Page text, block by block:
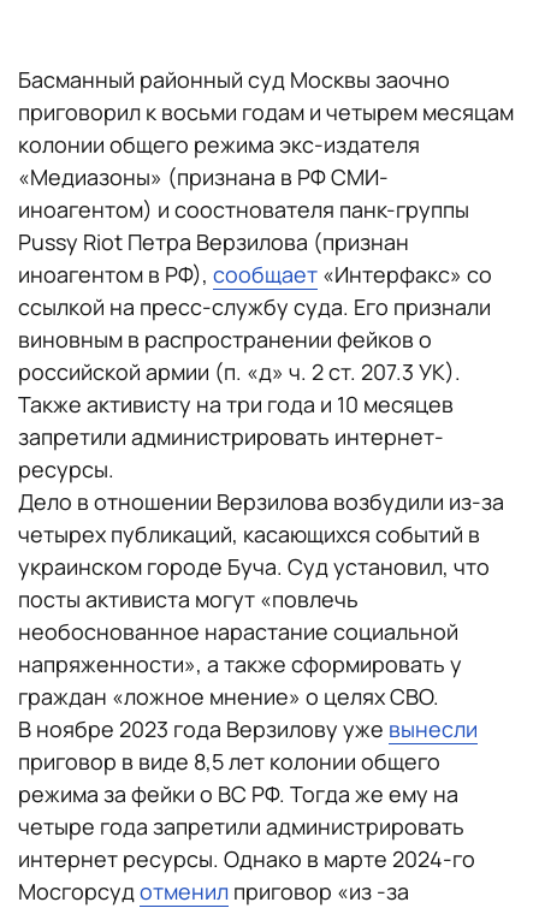
Басманный районный суд Москвы заочно
приговорил к восьми годам и четырем месяцам
колонии общего режима экс-издателя
«Медиазоны» (признана в РФ СМИ-
иноагентом) и соостнователя панк-группы
Pussy Riot Петра Верзилова (признан
иноагентом в РФ), сообщает «Интерфакс» со
ссылкой на пресс-службу суда. Его признали
виновным в распространении фейков о
российской армии (п. «д» ч. 2 ст. 207.3 УК).
Также активисту на три года и 10 месяцев
запретили администрировать интернет-
ресурсы.
Дело в отношении Верзилова возбудили из-за
четырех публикаций, касающихся событий в
украинском городе Буча. Суд установил, что
посты активиста могут «повлечь
необоснованное нарастание социальной
напряженности», а также сформировать у
граждан «ложное мнение» о целях СВО.
В ноябре 2023 года Верзилову уже вынесли
приговор в виде 8,5 лет колонии общего
режима за фейки о ВС РФ. Тогда же ему на
четыре года запретили администрировать
интернет ресурсы. Однако в марте 2024-го
Мосгорсудотменил приговор «из -за